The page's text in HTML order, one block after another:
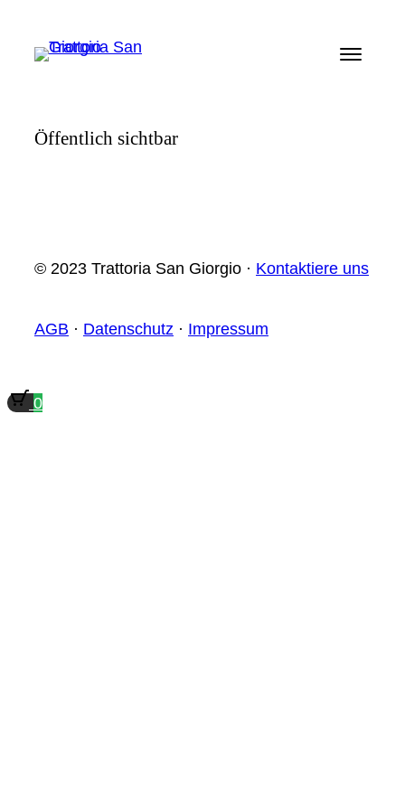
Inhalt
Öffentlich sichtbar
© 2023 Trattoria San Giorgio · Kontaktiere uns
AGB · Datenschutz · Impressum
0